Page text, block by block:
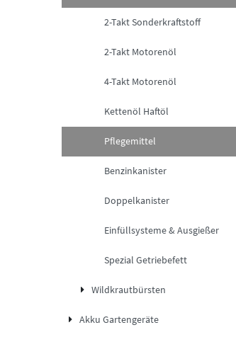
2-Takt Sonderkraftstoff
2-Takt Motorenöl
4-Takt Motorenöl
Kettenöl Haftöl
Pflegemittel
Benzinkanister
Doppelkanister
Einfüllsysteme & Ausgießer
Spezial Getriebefett
Wildkrautbürsten
Akku Gartengeräte